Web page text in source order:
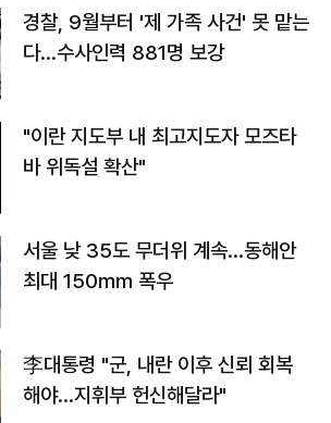
경찰, 9월부터 '제 가족 사건' 못 맡는
다…수사인력 881명 보강
"이란 지도부 내 최고지도자 모즈타
바 위독설 확산"
서울 낮 35도 무더위 계속…동해안
최대 150㎜ 폭우
李대통령 "군, 내란 이후 신뢰 회복
해야…지휘부 헌신해달라"